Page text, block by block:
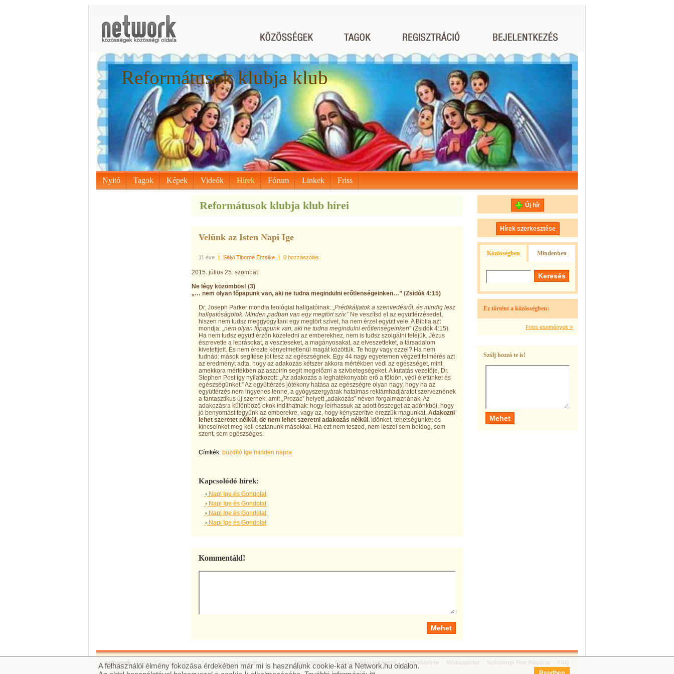
Reformátusok klubja klub
Nyitó Tagok Képek Videók Hírek Fórum Linkek Friss
Reformátusok klubja klub hírei
Velünk az Isten Napi Ige
11 éve | Sályi Tiborné Erzsike | 0 hozzászólás
2015. július 25. szombat
Ne légy közömbös! (3)
„… nem olyan főpapunk van, aki ne tudna megindulni erőtlenségeinken…” (Zsidók 4:15)
Dr. Joseph Parker mondta teológiai hallgatóinak: „Prédikáljatok a szenvedésről, és mindig lesz
hallgatóságotok. Minden padban van egy megtört szív.” Ne veszítsd el az együttérzésedet,
hiszen nem tudsz meggyógyítani egy megtört szívet, ha nem érzel együtt vele. A Biblia azt
mondja: „nem olyan főpapunk van, aki ne tudna megindulni erőtlenségeinken” (Zsidók 4:15).
Ha nem tudsz együtt érzőn közeledni az emberekhez, nem is tudsz szolgálni feléjük. Jézus
észrevette a leprásokat, a veszteseket, a magányosakat, az elveszetteket, a társadalom
kivetettjeit. És nem érezte kényelmetlenül magát közöttük. Te hogy vagy ezzel? Ha nem
tudnád: mások segítése jót tesz az egészségnek. Egy 44 nagy egyetemen végzett felmérés azt
az eredményt adta, hogy az adakozás kétszer akkora mértékben védi az egészséget, mint
amekkora mértékben az aszpirin segít megelőzni a szívbetegségeket. A kutatás vezetője, Dr.
Stephen Post így nyilatkozott: „Az adakozás a leghatékonyabb erő a földön, védi életünket és
egészségünket.” Az együttérzés jótékony hatása az egészségre olyan nagy, hogy ha az
együttérzés nem ingyenes lenne, a gyógyszergyárak hatalmas reklámhadjáratot szerveznének
a fantasztikus új szernek, amit „Prozac” helyett „adakozás” néven forgalmaznának. Az
adakozásra különböző okok indíthatnak: hogy leírhassuk az adott összeget az adónkból, hogy
jó benyomást tegyünk az emberekre, vagy az, hogy kényszerítve érezzük magunkat. Adakozni
lehet szeretet nélkül, de nem lehet szeretni adakozás nélkül. Időnket, tehetségünket és
kincseinket meg kell osztanunk másokkal. Ha ezt nem teszed, nem leszel sem boldog, sem
szent, sem egészséges.
Címkék: buzdító ige minden napra
Kapcsolódó hírek:
Napi Ige és Gondolat
Napi Ige és Gondolat
Napi Ige és Gondolat
Napi Ige és Gondolat
Kommentáld!
Új hír
Hírek szerkesztése
Közösségben Mindenben
Ez történt a közösségben:
Friss események »
Szólj hozzá te is!
© 2007 Copyright Network.hu Minden jog fenntartva. Impresszum Felhasználási feltételek Adatvédelem Médiaajánlat Széchenyi Terv Pályázat FAQ
A felhasználói élmény fokozása érdekében már mi is használunk cookie-kat a Network.hu oldalon.